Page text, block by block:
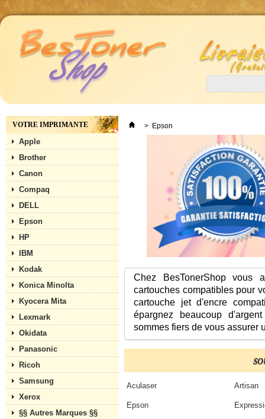
VOTRE IMPRIMANTE
Apple
Brother
Canon
Compaq
DELL
Epson
HP
IBM
Kodak
Konica Minolta
Kyocera Mita
Lexmark
Okidata
Panasonic
Ricoh
Samsung
Xerox
§§ Autres Marques §§
> Epson
Chez BesTonerShop vous
cartouches compatibles pour
cartouche jet d'encre
épargnez beaucoup
sommes fiers de vous assurer
Aculaser Artisan
Epson